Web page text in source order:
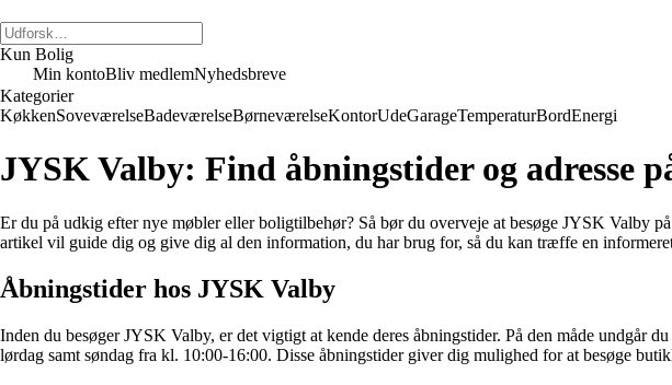
Kun Bolig
Min kontoBliv medlemNyhedsbreve
Kategorier
KøkkenSoveværelseBadeværelseBørneværelseKontorUdeGarageTemperaturBordEnergi
JYSK Valby: Find åbningstider og adresse
Er du på udkig efter nye møbler eller boligtilbehør? Så bør du overveje at besøge JYSK Valby
artikel vil guide dig og give dig al den information, du har brug for, så du kan træffe en
Åbningstider hos JYSK Valby
Inden du besøger JYSK Valby, er det vigtigt at kende deres åbningstider. På den måde
lørdag samt søndag fra kl. 10:00-16:00. Disse åbningstider giver dig mulighed for at besøge